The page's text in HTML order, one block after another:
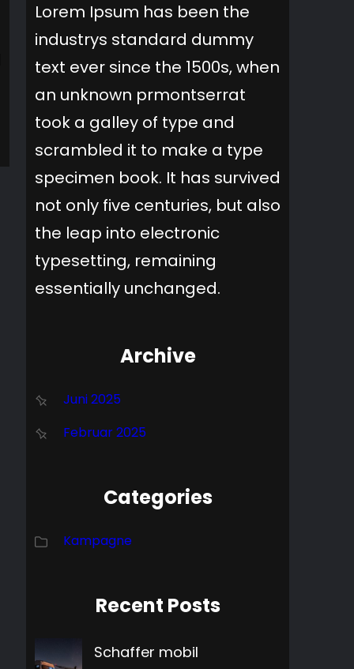
Lorem Ipsum has been the
industrys standard dummy
text ever since the 1500s, when
an unknown prmontserrat
took a galley of type and
scrambled it to make a type
specimen book. It has survived
not only five centuries, but also
the leap into electronic
typesetting, remaining
essentially unchanged.
Archive
Juni 2025
Februar 2025
Categories
Kampagne
Recent Posts
Schaffer mobil